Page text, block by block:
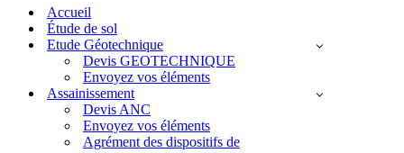
navigationAccueil
Étude de sol
Etude Géotechnique
Devis GEOTECHNIQUE
Envoyez vos éléments
Assainissement
Devis ANC
Envoyez vos éléments
Agrément des dispositifs de